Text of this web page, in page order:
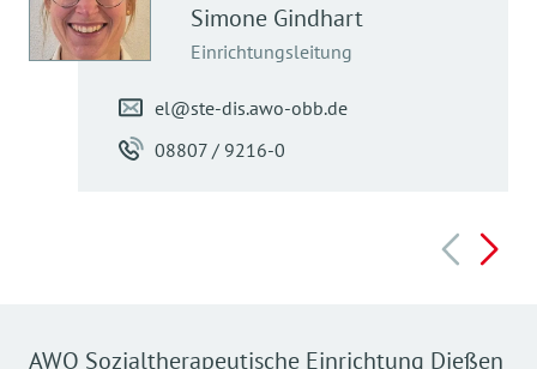
Simone Gindhart
Einrichtungsleitung
el@ste-dis.awo-obb.de
08807 / 9216-0
AWO Sozialtherapeutische Einrichtung Dießen